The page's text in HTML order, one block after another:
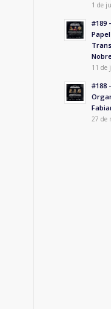
1 de
#189
11 de
#188
27 de